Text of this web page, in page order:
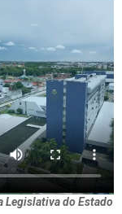
Legislativa do Estado